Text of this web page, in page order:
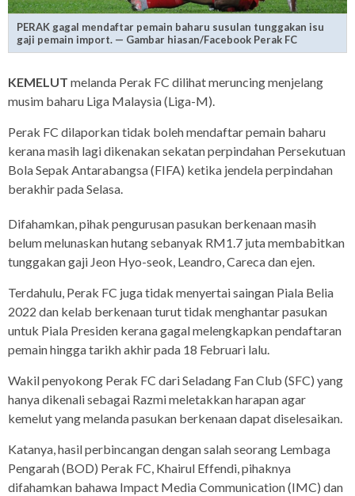
PERAK gagal mendaftar pemain baharu susulan tunggakan isu
gaji pemain import. — Gambar hiasan/Facebook Perak FC
KEMELUT melanda Perak FC dilihat meruncing menjelang
musim baharu Liga Malaysia (Liga-M).
Perak FC dilaporkan tidak boleh mendaftar pemain baharu
kerana masih lagi dikenakan sekatan perpindahan Persekutuan
Bola Sepak Antarabangsa (FIFA) ketika jendela perpindahan
berakhir pada Selasa.
Difahamkan, pihak pengurusan pasukan berkenaan masih
belum melunaskan hutang sebanyak RM1.7 juta membabitkan
tunggakan gaji Jeon Hyo-seok, Leandro, Careca dan ejen.
Terdahulu, Perak FC juga tidak menyertai saingan Piala Belia
2022 dan kelab berkenaan turut tidak menghantar pasukan
untuk Piala Presiden kerana gagal melengkapkan pendaftaran
pemain hingga tarikh akhir pada 18 Februari lalu.
Wakil penyokong Perak FC dari Seladang Fan Club (SFC) yang
hanya dikenali sebagai Razmi meletakkan harapan agar
kemelut yang melanda pasukan berkenaan dapat diselesaikan.
Katanya, hasil perbincangan dengan salah seorang Lembaga
Pengarah (BOD) Perak FC, Khairul Effendi, pihaknya
difahamkan bahawa Impact Media Communication (IMC) dan